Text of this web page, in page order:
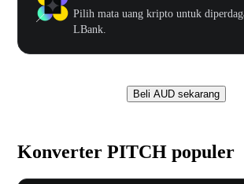
Pilih mata uang kripto untuk
LBank.
Beli AUD sekarang
Konverter PITCH populer